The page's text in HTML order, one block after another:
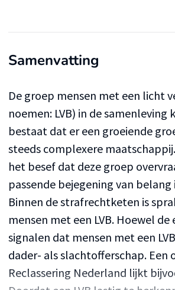
Samenvatting
De groep mensen met een licht
noemen: LVB) in de
bestaat dat er een groeiende
steeds complexere
het besef dat deze groep
passende bejegening van
Binnen de strafrechtketen is
mensen met een LVB. Hoewel
signalen dat mensen met een
dader- als slachtofferschap. Een
Reclassering Nederland lijkt